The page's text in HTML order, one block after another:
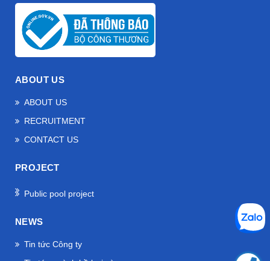
ABOUT US
ABOUT US
RECRUITMENT
CONTACT US
PROJECT
Public pool project
NEWS
Tin tức Công ty